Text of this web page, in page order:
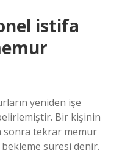
istifa
yeniden işe
Bir kişinin
sonra tekrar memur
süresi denir.